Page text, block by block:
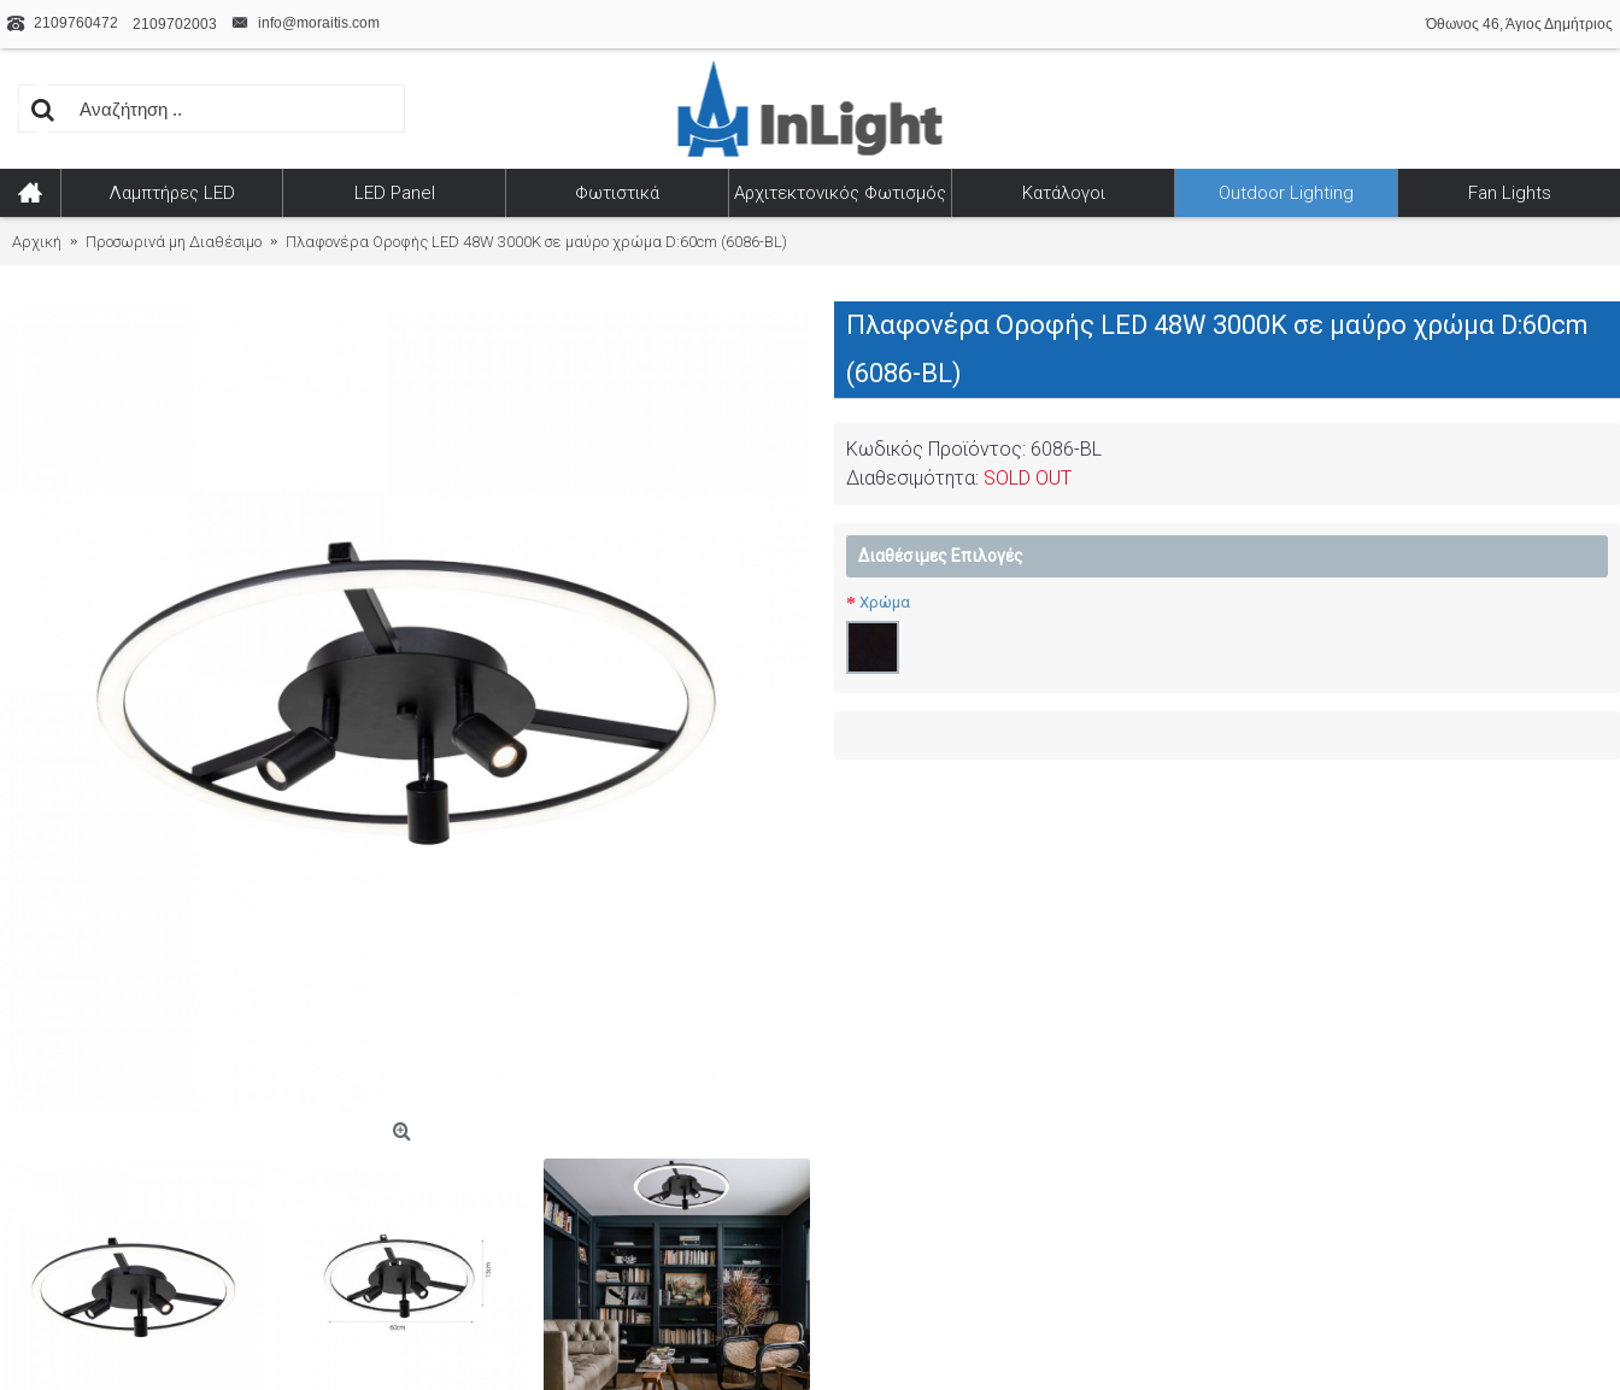
2109760472 2109702003 info@moraitis.com Όθωνος 46, Άγιος Δημήτριος
Λαμπτήρες LED LED Panel Φωτιστικά Αρχιτεκτονικός Φωτισμός Κατάλογοι Outdoor Lighting Fan Lights
Αρχική Προσωρινά μη Διαθέσιμο Πλαφονέρα Οροφής LED 48W 3000K σε μαύρο χρώμα D:60cm (6086-BL)
Πλαφονέρα Οροφής LED 48W 3000K σε μαύρο χρώμα D:60cm
(6086-BL)
Κωδικός Προϊόντος: 6086-BL
Διαθεσιμότητα: SOLD OUT
Διαθέσιμες Επιλογές
Χρώμα